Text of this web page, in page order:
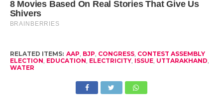
RELATED ITEMS: AAP BJP CONGRESS, CONTEST ASSEMBLY
ELECTION EDUCATION ELECTRICITY, ISSUE, UTTARAKHAND
WATER